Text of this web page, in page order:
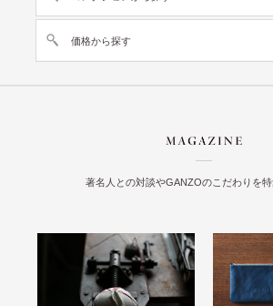
価格から探す
著名人との対談やGANZOのこだわりを